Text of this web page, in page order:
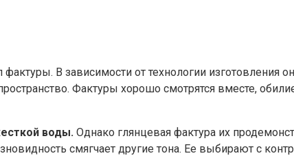
В зависимости от технологии
Фактуры хорошо смотрятся вместе,
воды. Однако глянцевая фактура их
смягчает другие тона. Ее выбирают с